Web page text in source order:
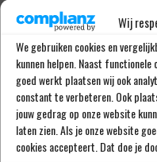
Wij
We gebruiken cookies en
kunnen helpen. Naast
goed werkt plaatsen wij ook
constant te verbeteren. Ook
jouw gedrag op onze website
laten zien. Als je onze website
cookies accepteert. Dat doe je
IETS
VOORT BIJ